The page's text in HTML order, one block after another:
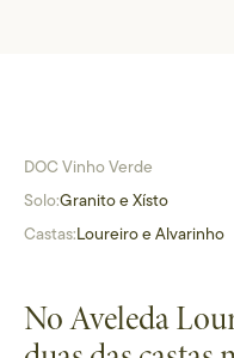
DOC Vinho Verde
Solo:Granito e Xísto
Castas:Loureiro e Alvarinho
No Aveleda